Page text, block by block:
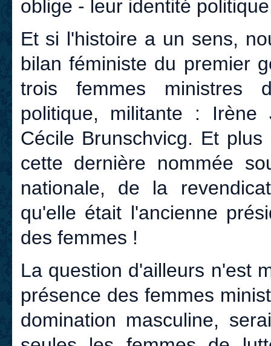
oblige - leur identité
Et si l'histoire a un sens,
bilan féministe du premier
trois femmes ministres
politique, militante : Irène
Cécile Brunschvicg. Et
cette dernière nommée
nationale, de la
qu'elle était l'ancienne
des femmes !
La question d'ailleurs n'est
présence des femmes
domination masculine,